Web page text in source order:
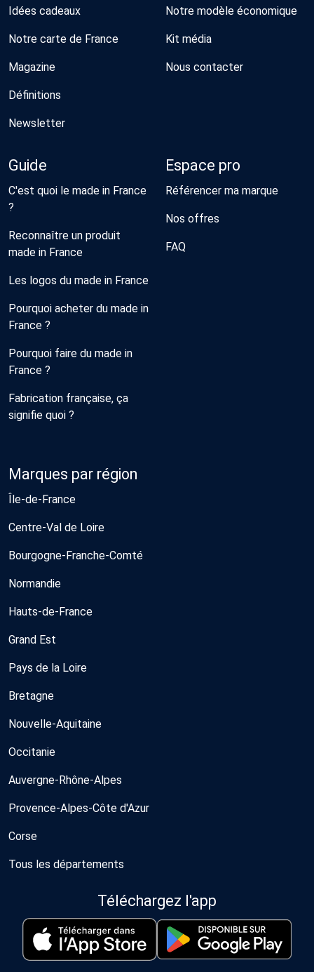
Idées cadeaux
Notre carte de France
Magazine
Définitions
Newsletter
Notre modèle économique
Kit média
Nous contacter
Guide
C'est quoi le made in France
?
Reconnaître un produit
made in France
Les logos du made in France
Pourquoi acheter du made in
France ?
Pourquoi faire du made in
France ?
Fabrication française, ça
signifie quoi ?
Espace pro
Référencer ma marque
Nos offres
FAQ
Marques par région
Île-de-France
Centre-Val de Loire
Bourgogne-Franche-Comté
Normandie
Hauts-de-France
Grand Est
Pays de la Loire
Bretagne
Nouvelle-Aquitaine
Occitanie
Auvergne-Rhône-Alpes
Provence-Alpes-Côte d'Azur
Corse
Tous les départements
Téléchargez l'app